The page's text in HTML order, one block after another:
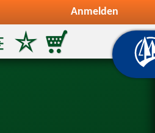
Anmelden